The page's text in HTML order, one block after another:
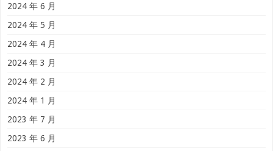
2024 年 6 月
2024 年 5 月
2024 年 4 月
2024 年 3 月
2024 年 2 月
2024 年 1 月
2023 年 7 月
2023 年 6 月